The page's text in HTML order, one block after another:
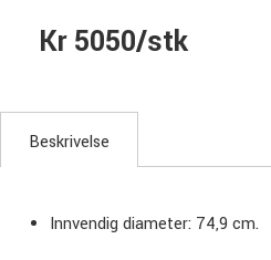
Kr 5050/stk
Beskrivelse
Innvendig diameter: 74,9 cm.